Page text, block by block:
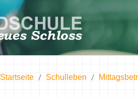
Startseite Schulleben